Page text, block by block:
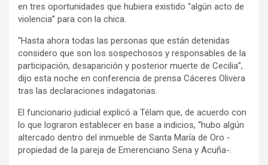
en tres oportunidades que hubiera existido “algún acto de
violencia” para con la chica.
“Hasta ahora todas las personas que están detenidas
considero que son los sospechosos y responsables de la
participación, desaparición y posterior muerte de Cecilia”,
dijo esta noche en conferencia de prensa Cáceres Olivera
tras las declaraciones indagatorias.
El funcionario judicial explicó a Télam que, de acuerdo con
lo que lograron establecer en base a indicios, “hubo algún
altercado dentro del inmueble de Santa María de Oro -
propiedad de la pareja de Emerenciano Sena y Acuña-.